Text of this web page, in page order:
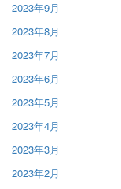
2023年9月
2023年8月
2023年7月
2023年6月
2023年5月
2023年4月
2023年3月
2023年2月